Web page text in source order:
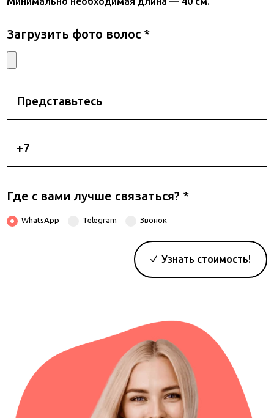
Загрузить фото волос *
телефона
Где с вами лучше связаться? *
WhatsApp Telegram Звонок
Узнать стоимость!